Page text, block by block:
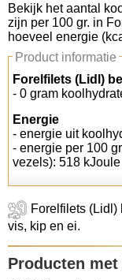
Koolhydraten
Links
Bekijk het aantal
zijn per 100 gr. in
hoeveel energie
Product informatie
Forelfilets (Lidl)
- 0 gram
Energie
- energie uit
- energie per 100
vezels): 518
Forelfilets (Lidl)
vis, kip en ei.
Producten